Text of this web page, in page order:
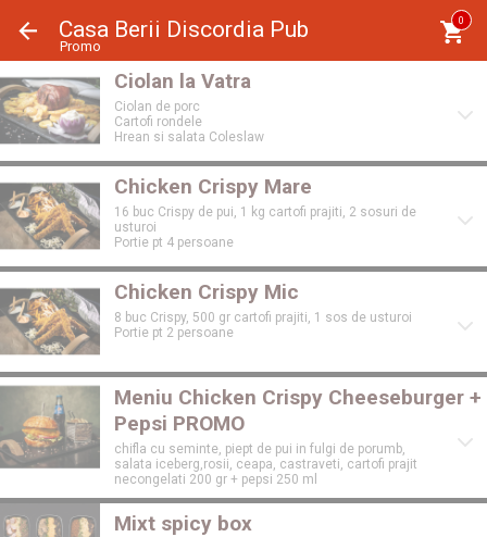
Casa Berii Discordia Pub
Promo
0
Ciolan la Vatra
Ciolan de porc
Cartofi rondele
Hrean si salata Coleslaw
Chicken Crispy Mare
16 buc Crispy de pui, 1 kg cartofi prajiti, 2 sosuri de
usturoi
Portie pt 4 persoane
Chicken Crispy Mic
8 buc Crispy, 500 gr cartofi prajiti, 1 sos de usturoi
Portie pt 2 persoane
Meniu Chicken Crispy Cheeseburger +
Pepsi PROMO
chifla cu seminte, piept de pui in fulgi de porumb,
salata iceberg,rosii, ceapa, castraveti, cartofi prajit
necongelati 200 gr + pepsi 250 ml
Mixt spicy box